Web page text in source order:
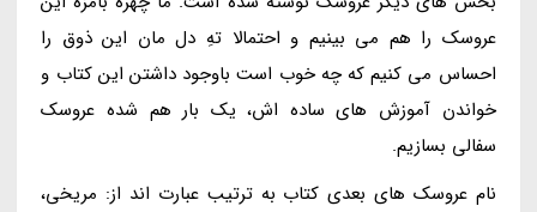
عروسک را هم می بینیم و احتمالا تهِ دل مان این ذوق را
احساس می کنیم که چه خوب است باوجود داشتن این کتاب و
خواندن آموزش های ساده اش، یک بار هم شده عروسک
سفالی بسازیم.
نام عروسک های بعدی کتاب به ترتیب عبارت اند از: مریخی،